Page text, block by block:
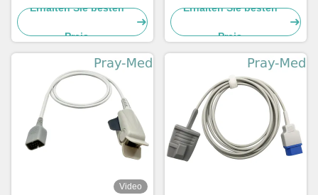
formte Pin D männliches
Erhalten Sie besten
Preis
Nord-Verbindungsstück
Erhalten Sie besten
Preis
Video